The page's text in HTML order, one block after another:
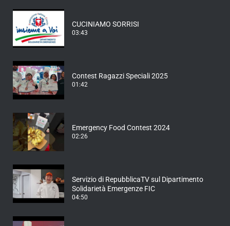
CUCINIAMO SORRISI
03:43
Contest Ragazzi Speciali 2025
01:42
Emergency Food Contest 2024
02:26
Servizio di RepubblicaTV sul Dipartimento
Solidarietà Emergenze FIC
04:50